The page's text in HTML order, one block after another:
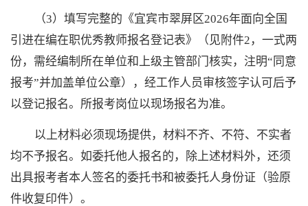
（3）填写完整的《宜宾市翠屏区2026年面向全国
引进在编在职优秀教师报名登记表》（见附件2，一式两
份， 需经编制所在单位和上级主管部门核实，注明“同意
报考”并加盖单位公章），经工作人员审核签字认可后予
以登记报名。所报考岗位以现场报名为准。
以上材料必须现场提供，材料不齐、不符、不实者
均不予报名。如委托他人报名的，除上述材料外， 还须
出具报考者本人签名的委托书和被委托人身份证（验原
件收复印件）。